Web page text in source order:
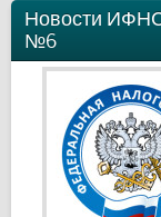
Новости
№6